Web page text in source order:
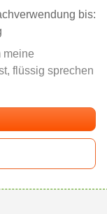
bis:
meine
flüssig sprechen